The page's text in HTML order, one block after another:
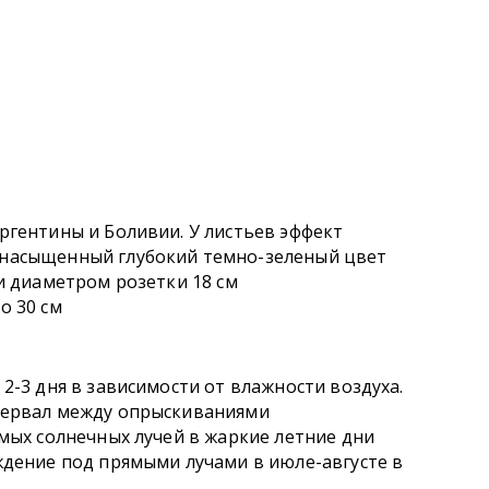
и Боливии. У листьев эффект
глубокий темно-зеленый цвет
диаметром розетки 18 см
30 см
3 дня в зависимости от влажности воздуха.
между опрыскиваниями
солнечных лучей в жаркие летние дни
под прямыми лучами в июле-августе в